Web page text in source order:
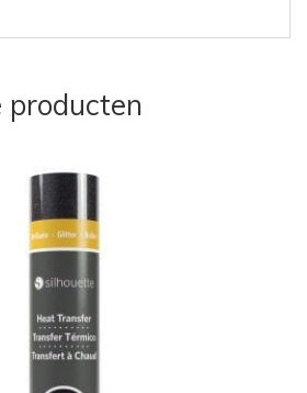
producten